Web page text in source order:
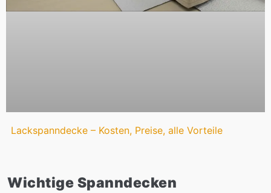
Lackspanndecke – Kosten, Preise, alle Vorteile
Wichtige Spanndecken